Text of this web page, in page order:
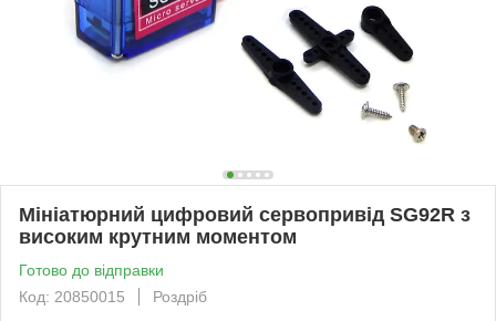
Мініатюрний цифровий сервопривід SG92R з
високим крутним моментом
Готово до відправки
Код: 20850015
Роздріб